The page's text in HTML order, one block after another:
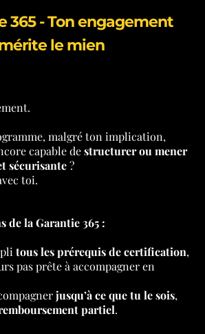
365 - Ton engagement
le mien
malgré ton implication,
capable destructurer ou mener
sécurisante?
toi.
de la Garantie 365 :
tous les prérequis de certification,
pas prête à accompagner en
jusqu’à ce que tu le sois,
partiel.